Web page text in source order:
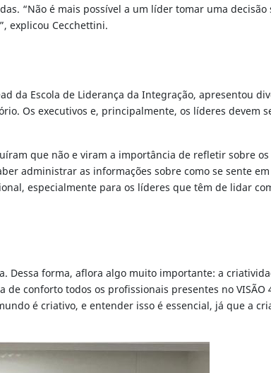
“Não é mais possível a um líder tomar uma
explicou Cecchettini.
da Escola de Liderança da Integração, apresentou
Os executivos e, principalmente, os líderes devem
que não e viram a importância de refletir sobre
administrar as informações sobre como se sente
especialmente para os líderes que têm de lidar
forma, aflora algo muito importante: a
conforto todos os profissionais presentes no VISÃO
é criativo, e entender isso é essencial, já que a